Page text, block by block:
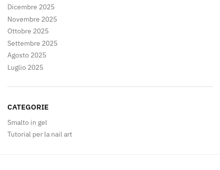
Dicembre 2025
Novembre 2025
Ottobre 2025
Settembre 2025
Agosto 2025
Luglio 2025
CATEGORIE
Smalto in gel
Tutorial per la nail art